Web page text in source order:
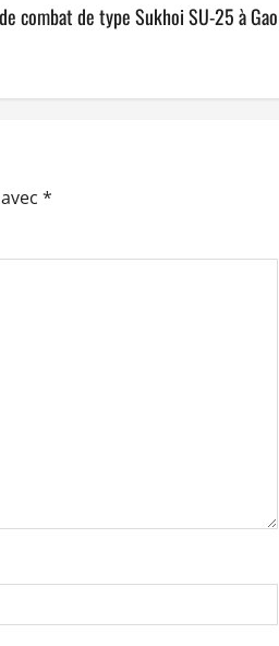
combat de type Sukhoi SU-25 à Gao
*